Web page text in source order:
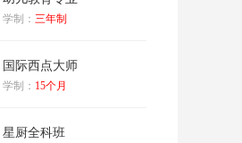
学制： 三年制
国际西点大师
学制： 15个月
星厨全科班